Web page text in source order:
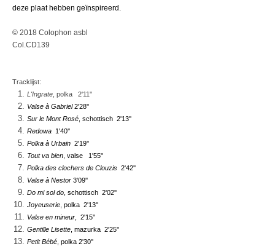
deze plaat hebben geïnspireerd.
© 2018 Colophon asbl
Col.CD139
Tracklijst:
L'Ingrate , polka 2'11''
Valse à Gabriel2'28''
Sur le Mont Rosé , schottisch 2'13''
Redowa 1'40''
Polka à Urbain 2'19''
Tout va bien , valse 1'55''
Polka des clochers de Clouzis 2'42''
Valse à Nestor 3'09''
Do mi sol do , schottisch 2'02''
Joyeuserie , polka 2'13''
Valse en mineur , 2'15''
Gentille Lisette , mazurka 2'25''
Petit Bébé , polka 2'30''